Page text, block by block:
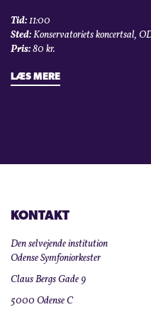
Tid:11:00
Sted:Konservatoriets koncertsal,
Pris:80 kr.
LÆS MERE
KONTAKT
Den selvejende institution
Odense Symfoniorkester
Claus Bergs Gade 9
5000 Odense C